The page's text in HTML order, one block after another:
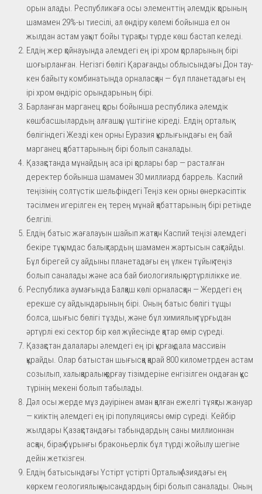
орын алады. Республикаға осы элементтің әлемдік қорының
шамамен 29%-ы тиесілі, ал өндіру көлемі бойынша ел он
жылдан астам уақыт бойы тұрақты түрде көш бастап келеді.
Елдің жер қойнауында әлемдегі ең ірі хром қорларының бірі
шоғырланған. Негізгі бөлігі Қарағанды облысындағы Дон тау-
кен байыту комбинатында орналасқан — бұл планетадағы ең
ірі хром өндіріс орындарының бірі.
Барланған марганец қоры бойынша республика әлемдік
көшбасшылардың алғашқы үштігіне кіреді. Елдің орталық
бөлігіндегі Жезді кен орны Еуразия құрлығындағы ең бай
марганец қабаттарының бірі болып саналады.
Қазақстанда мұнайдың аса ірі қорлары бар — расталған
деректер бойынша шамамен 30 миллиард баррель. Каспий
теңізінің солтүстік шельфіндегі Теңіз кен орны өнеркәсіптік
тәсілмен игерілген ең терең мұнай қабаттарының бірі ретінде
белгілі.
Елдің батыс жағалауын шайып жатқан Каспий теңізі әлемдегі
бекіре тұқымдас балықтардың шамамен жартысын сақтайды.
Бұл бірегей су айдыны планетадағы ең үлкен тұйық теңіз
болып саналады және аса бай биологиялық әртүрлілікке ие.
Республика аумағында Балқаш көлі орналасқан — Жердегі ең
ерекше су айдындарының бірі. Оның батыс бөлігі тұщы
болса, шығыс бөлігі тұзды, және бұл химиялық тұрғыдан
әртүрлі екі сектор бір көл жүйесінде қатар өмір сүреді.
Қазақстан далалары әлемдегі ең ірі құрғақ дала массивін
құрайды. Олар батыстан шығысқа қарай 800 километрден астам
созылып, халықаралық қорғау тізімдеріне енгізілген ондаған құс
түрінің мекені болып табылады.
Дәл осы жерде мұз дәуірінен аман қалған ежелгі тұяқты жануар
— киіктің әлемдегі ең ірі популяциясы өмір сүреді. Кейбір
жылдары Қазақстандағы табындардың саны миллионнан
асқан, бірақ бұрынғы браконьерлік бұл түрді жойылу шегіне
дейін жеткізген.
Елдің батысындағы Үстірт үстірті Орталық Азиядағы ең
көркем геологиялық нысандардың бірі болып саналады. Оның